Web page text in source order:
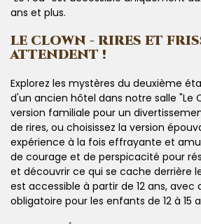
ans et plus.
LE CLOWN - RIRES ET
ATTENDENT !
Explorez les mystères du deuxième
d'un ancien hôtel dans notre salle "Le
version familiale pour un
de rires, ou choisissez la version
expérience à la fois effrayante et
de courage et de perspicacité pour
et découvrir ce qui se cache derrière
est accessible à partir de 12 ans,
obligatoire pour les enfants de 12 à 15